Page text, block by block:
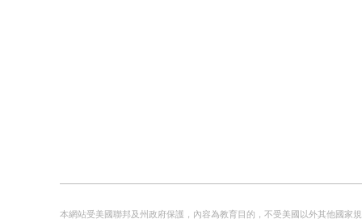
本網站受美國聯邦及州政府保護，內容為教育目的，不受美國以外其他國家